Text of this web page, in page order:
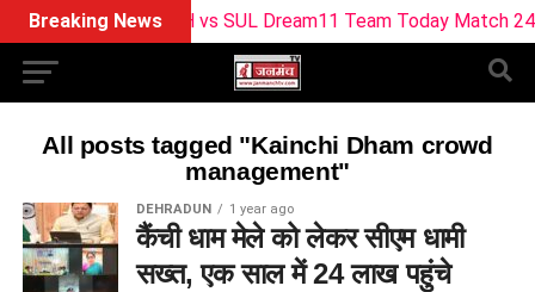
Breaking NewsBPH vs SUL Dream11 Team Today Match 24:
All posts tagged "Kainchi Dham crowd
management"
DEHRADUN 1 year ago
कैंची धाम मेले को लेकर सीएम धामी
सख्त, एक साल में 24 लाख पहुंचे